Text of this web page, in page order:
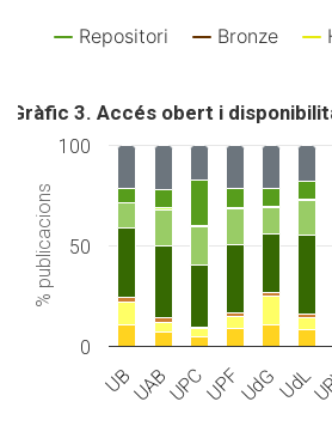
Repositori Bronze
% publicacions
Gràfic 3. Accés obert i
UBUABUPCUPFUdGUdL
0
50
100